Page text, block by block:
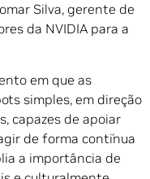
Silva, gerente de
da NVIDIA para a
em que as
simples, em direção
capazes de apoiar
de forma contínua
a importância de